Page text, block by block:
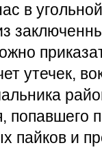
в
утечек,
попавшего
пайков и